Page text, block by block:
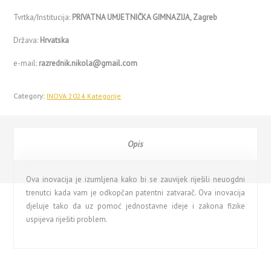
Tvrtka/Institucija: PRIVATNA UMJETNIČKA GIMNAZIJA, Zagreb
Država: Hrvatska
e-mail: razrednik.nikola@gmail.com
Category: INOVA 2024 Kategorije
Opis
Ova inovacija je izumljena kako bi se zauvijek riješili neuogdni
trenutci kada vam je odkopčan patentni zatvarač. Ova inovacija
djeluje tako da uz pomoć jednostavne ideje i zakona fizike
uspijeva riješiti problem.